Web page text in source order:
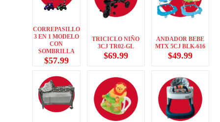
CORREPASILLO
3 EN 1 MODELO
CON
SOMBRILLA
$57.99
TRICICLO NIÑO
3CJ TR02-GL
$69.99
ANDADOR BEBE
MTX 5CJ BLK-616
$49.99